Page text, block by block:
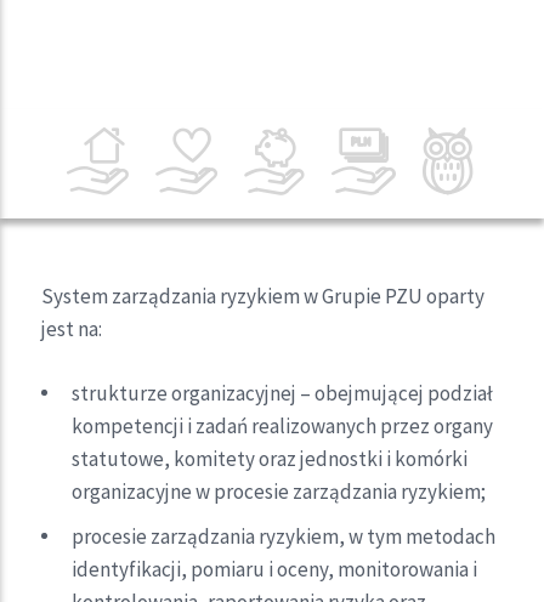
System zarządzania ryzykiem w Grupie PZU oparty
jest na:
strukturze organizacyjnej – obejmującej podział
kompetencji i zadań realizowanych przez organy
statutowe, komitety oraz jednostki i komórki
organizacyjne w procesie zarządzania ryzykiem;
procesie zarządzania ryzykiem, w tym metodach
identyfikacji, pomiaru i oceny, monitorowania i